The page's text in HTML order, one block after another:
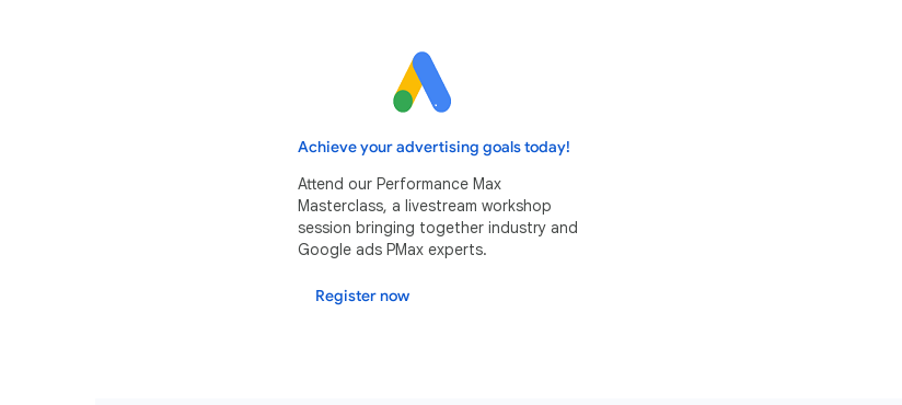
Achieve your advertising goals today!
Attend our Performance Max
Masterclass, a livestream workshop
session bringing together industry and
Google ads PMax experts.
Register now